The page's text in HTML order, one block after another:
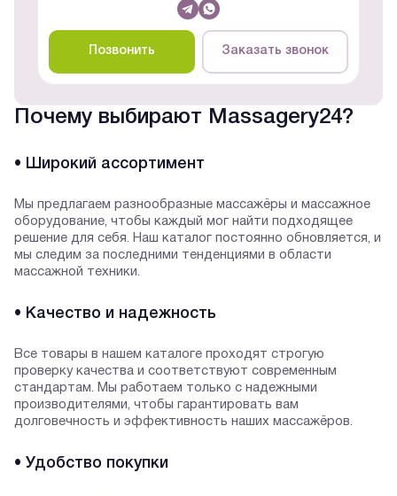
Позвонить Заказать звонок
Почему выбирают Massagery24?
• Широкий ассортимент
Мы предлагаем разнообразные массажёры и массажное
оборудование, чтобы каждый мог найти подходящее
решение для себя. Наш каталог постоянно обновляется, и
мы следим за последними тенденциями в области
массажной техники.
• Качество и надежность
Все товары в нашем каталоге проходят строгую
проверку качества и соответствуют современным
стандартам. Мы работаем только с надежными
производителями, чтобы гарантировать вам
долговечность и эффективность наших массажёров.
• Удобство покупки